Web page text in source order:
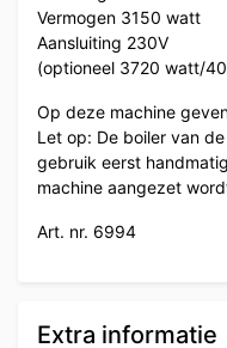
Vermogen 3150 watt
Aansluiting 230V
(optioneel 3720 watt/
Op deze machine
Let op: De boiler van
gebruik eerst
machine aangezet
Art. nr. 6994
Extra informatie